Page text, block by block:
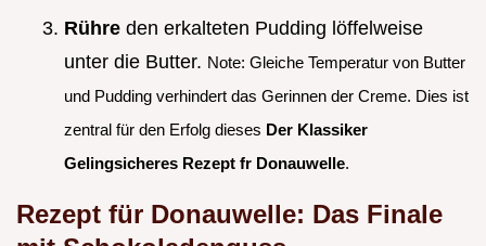
Rühre den erkalteten Pudding löffelweise
unter die Butter. Note: Gleiche Temperatur von Butter
und Pudding verhindert das Gerinnen der Creme. Dies ist
zentral für den Erfolg dieses Der Klassiker
Gelingsicheres Rezept fr Donauwelle.
Rezept für Donauwelle: Das Finale